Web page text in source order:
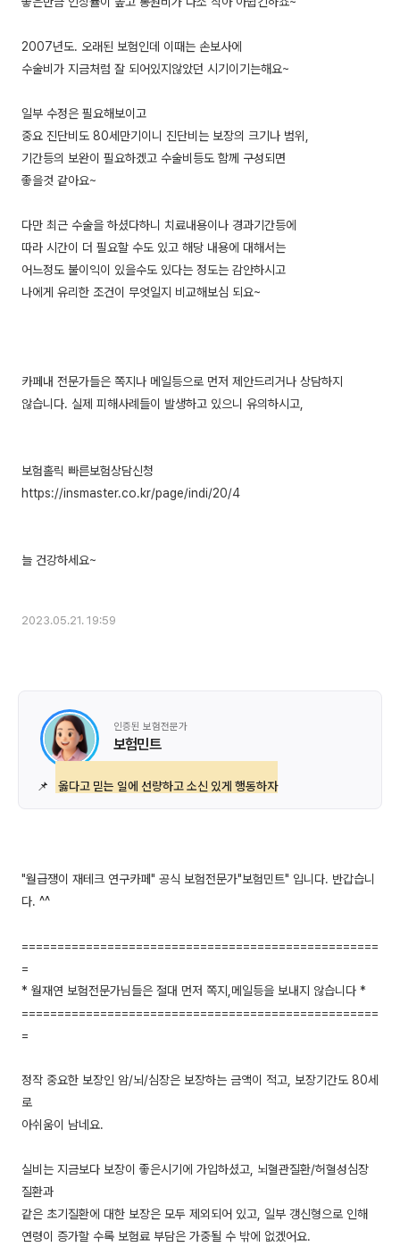
2007년도. 오래된 보험인데 이때는 손보사에
수술비가 지금처럼 잘 되어있지않았던 시기이기는해요~
일부 수정은 필요해보이고
중요 진단비도 80세만기이니 진단비는 보장의 크기나 범위,
기간등의 보완이 필요하겠고 수술비등도 함께 구성되면
좋을것 같아요~
다만 최근 수술을 하셨다하니 치료내용이나 경과기간등에
따라 시간이 더 필요할 수도 있고 해당 내용에 대해서는
어느정도 불이익이 있을수도 있다는 정도는 감안하시고
나에게 유리한 조건이 무엇일지 비교해보심 되요~
카페내 전문가들은 쪽지나 메일등으로 먼저 제안드리거나 상담하지
않습니다. 실제 피해사례들이 발생하고 있으니 유의하시고,
보험홀릭 빠른보험상담신청
https://insmaster.co.kr/page/indi/20/4
늘 건강하세요~
2023.05.21. 19:59
인증된 보험전문가
보험민트
📌 옳다고 믿는 일에 선량하고 소신 있게 행동하자
"월급쟁이 재테크 연구카페" 공식 보험전문가"보험민트" 입니다. 반갑습니
다. ^^
==================================================
=
* 월재연 보험전문가님들은 절대 먼저 쪽지,메일등을 보내지 않습니다 *
==================================================
=
정작 중요한 보장인 암/뇌/심장은 보장하는 금액이 적고, 보장기간도 80세
로
아쉬움이 남네요.
실비는 지금보다 보장이 좋은시기에 가입하셨고, 뇌혈관질환/허혈성심장
질환과
같은 초기질환에 대한 보장은 모두 제외되어 있고, 일부 갱신형으로 인해
연령이 증가할 수록 보험료 부담은 가중될 수 밖에 없겠어요.